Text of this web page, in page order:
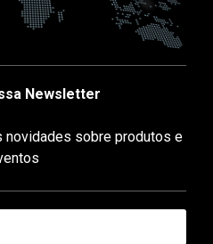
Newsletter
novidades sobre produtos e